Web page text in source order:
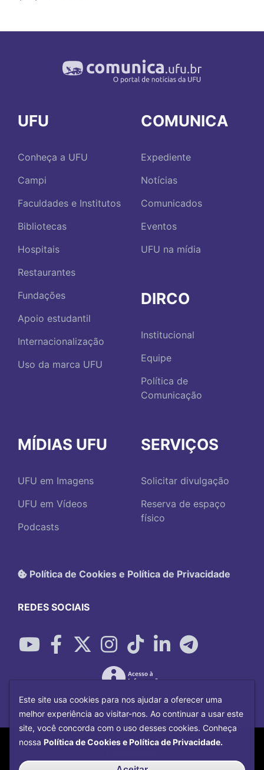
UFU
Conheça a UFU
Campi
Faculdades e Institutos
Bibliotecas
Hospitais
Restaurantes
Fundações
Apoio estudantil
Internacionalização
Uso da marca UFU
COMUNICA
Expediente
Notícias
Comunicados
Eventos
UFU na mídia
DIRCO
Institucional
Equipe
Política de
Comunicação
MÍDIAS UFU
UFU em Imagens
UFU em Vídeos
Podcasts
SERVIÇOS
Solicitar divulgação
Reserva de espaço
físico
Política de Cookies e Política de Privacidade
REDES SOCIAIS
Copyright©2026Universidade Federal
Centro de Tecnologia da
Este site usa cookies para nos ajudar a oferecer uma
melhor experiência ao visitar-nos. Ao continuar a usar este
site, você concorda com o uso desses cookies. Conheça
nossa Política de Cookies e Política de Privacidade.